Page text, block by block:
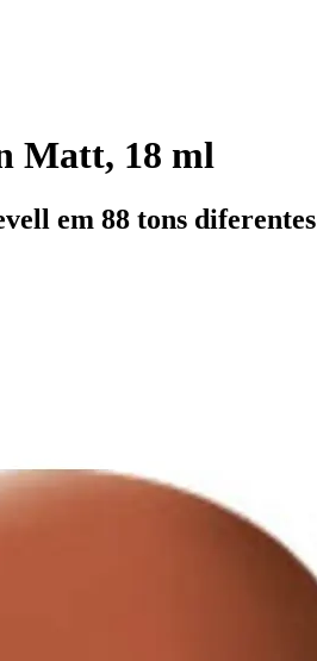
Matt, 18 ml
em 88 tons diferentes